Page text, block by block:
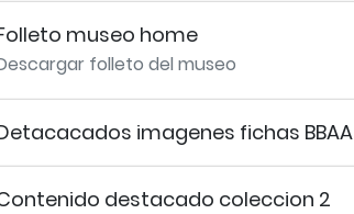
museo home
folleto del museo
imagenes fichas BBAA
destacado coleccion 2